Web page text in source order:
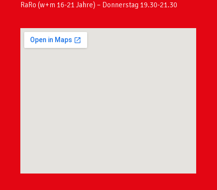
RaRo (w+m 16-21 Jahre) – Donnerstag 19.30-21.30